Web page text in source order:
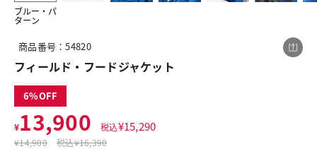
ブルー・パ
ターン
商品番号：54820
フィールド・フードジャケット
6
¥13,900 税込¥15,290
¥14,900 税込¥16,390
この商品をシェアする
フィールド・フードジャケット
¥13,900 税込¥15,290